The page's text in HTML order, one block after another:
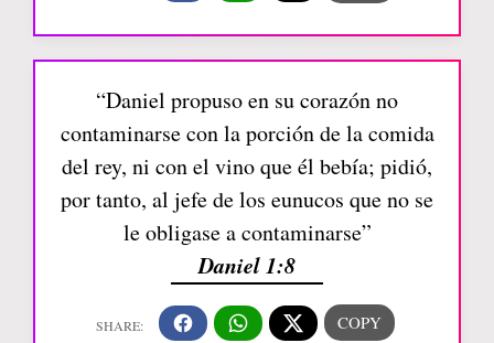
“Daniel propuso en su corazón no
contaminarse con la porción de la comida
del rey, ni con el vino que él bebía; pidió,
por tanto, al jefe de los eunucos que no se
le obligase a contaminarse”
Daniel 1:8